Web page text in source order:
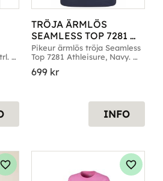
TRÖJA ÄRMLÖS
SEAMLESS TOP 7281
ATHLEISURE NAVY
Pikeur ärmlös tröja Seamless
Top 7281 Athleisure, Navy.
699 kr
INFO
Lägg till i favoriter Lägg